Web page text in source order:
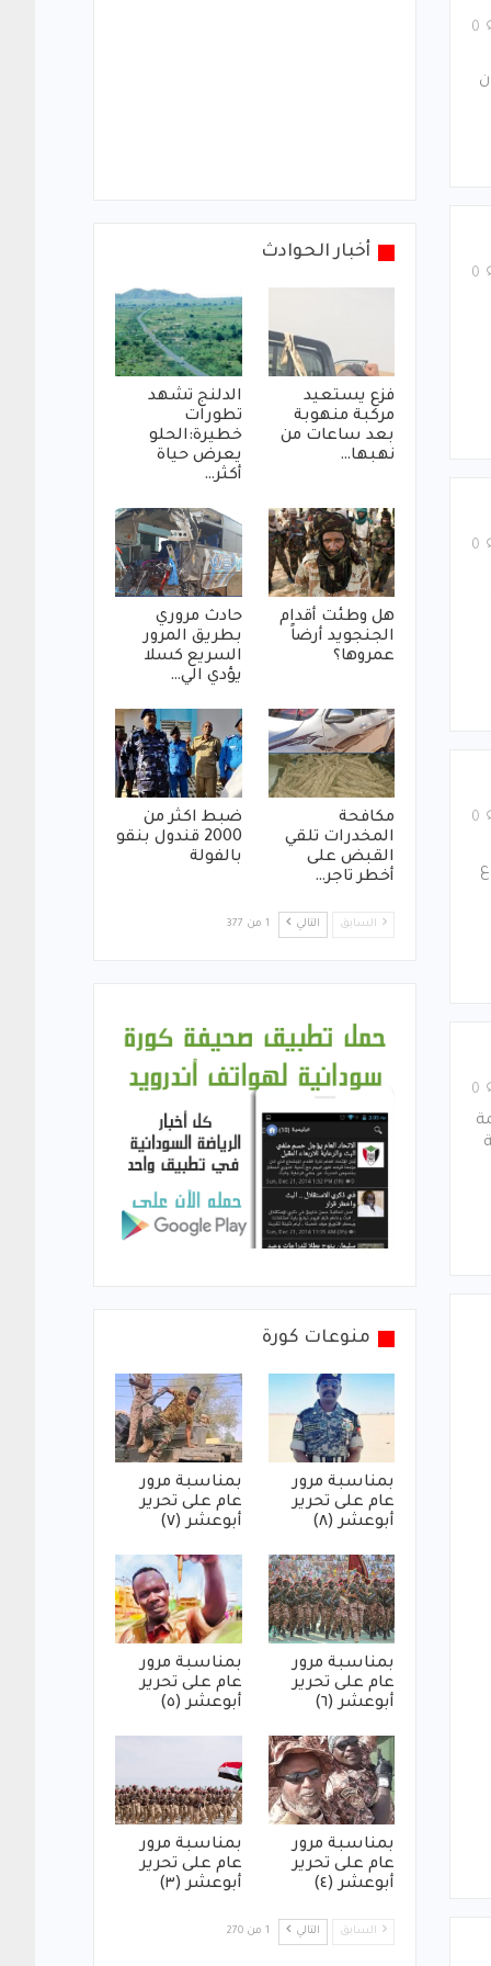
أخبار الحوادث
فزع يستعيد
مركبة منهوبة
بعد ساعات من
نهبها…
الدلنج تشهد
تطورات
خطيرة:الحلو
يعرض حياة
أكثر…
هل وطئت أقدام
الجنجويد أرضاً
عمروها؟
حادث مروري
بطريق المرور
السريع كسلا
يؤدي الي…
مكافحة
المخدرات تلقي
القبض على
أخطر تاجر…
ضبط اكثر من
2000 قندول بنقو
بالفولة
السابق التالي 1 من 377
منوعات كورة
بمناسبة مرور
عام على تحرير
أبوعشر (٨)
بمناسبة مرور
عام على تحرير
أبوعشر (٧)
بمناسبة مرور
عام على تحرير
أبوعشر (٦)
بمناسبة مرور
عام على تحرير
أبوعشر (٥)
بمناسبة مرور
عام على تحرير
أبوعشر (٤)
بمناسبة مرور
عام على تحرير
أبوعشر (٣)
السابق التالي 1 من 270